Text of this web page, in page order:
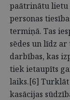
paātrinātu lietu
personas
termiņā. Tas
sēdes un līdz
darbības, kas
tiek ietaupīts
laiks.[6]
kasācijas